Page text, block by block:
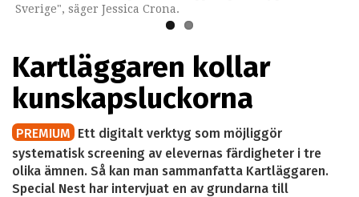
Sverige", säger Jessica Crona.
Kartläggaren kollar
kunskapsluckorna
PREMIUM Ett digitalt verktyg som möjliggör
systematisk screening av elevernas färdigheter i tre
olika ämnen. Så kan man sammanfatta Kartläggaren.
Special Nest har intervjuat en av grundarna till